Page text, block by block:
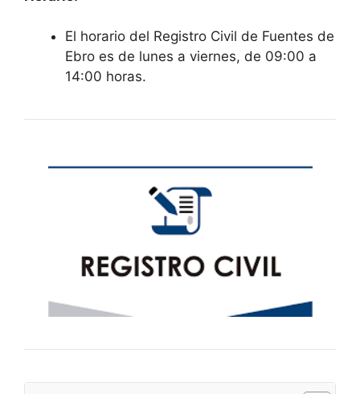
El horario del Registro Civil de Fuentes de
Ebro es de lunes a viernes, de 09:00 a
14:00 horas.